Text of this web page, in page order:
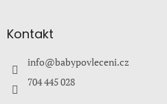
aKontakt
info@babypovleceni.cz
704 445 028